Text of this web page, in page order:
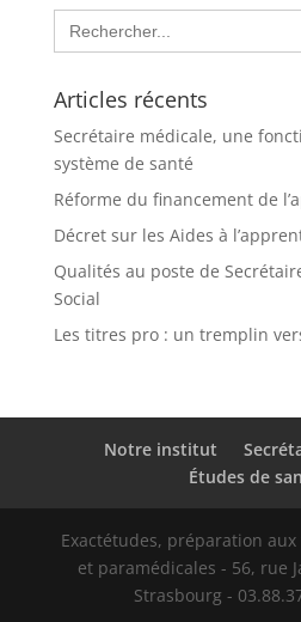
Search
for:
Articles récents
Secrétaire médicale, une
système de santé
Réforme du financement de
Décret sur les Aides à
Qualités au poste de
Social
Les titres pro : un tremplin
Notre institut
Études de
Exactétudes, préparation
et paramédicales - 56, rue
Strasbourg -